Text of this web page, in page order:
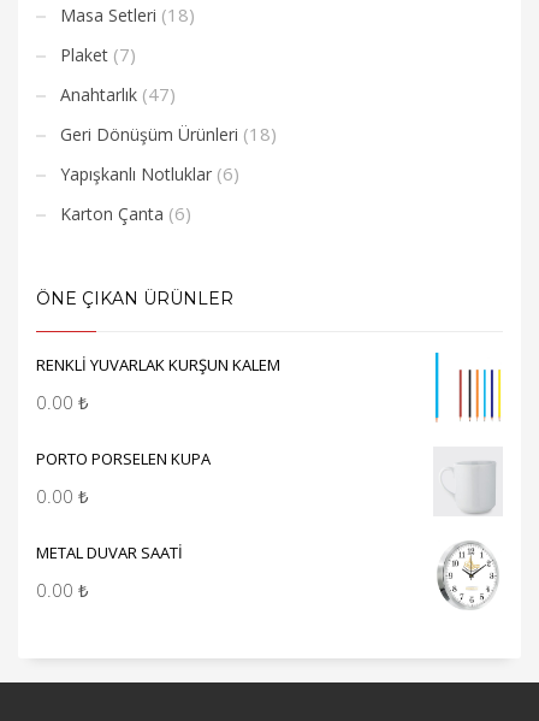
Masa Setleri (18)
Plaket (7)
Anahtarlık (47)
Geri Dönüşüm Ürünleri (18)
Yapışkanlı Notluklar (6)
Karton Çanta (6)
ÖNE ÇIKAN ÜRÜNLER
RENKLİ YUVARLAK KURŞUN KALEM
0.00 ₺
PORTO PORSELEN KUPA
0.00 ₺
METAL DUVAR SAATİ
0.00 ₺